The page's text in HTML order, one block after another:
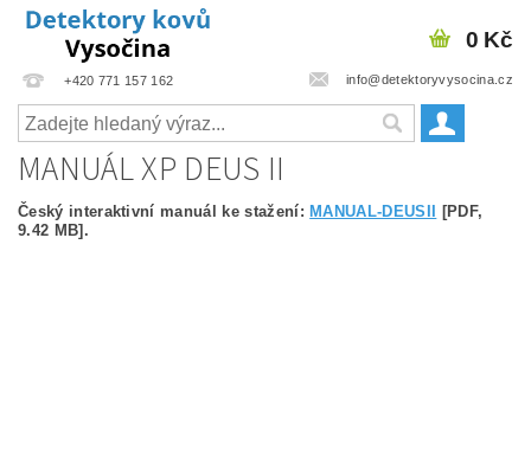
+420 771 157 162 info@detektoryvysocina.cz
0 Kč
MANUÁL XP DEUS II
Český interaktivní manuál ke stažení: MANUAL-DEUSII
[PDF,
9.42 MB].